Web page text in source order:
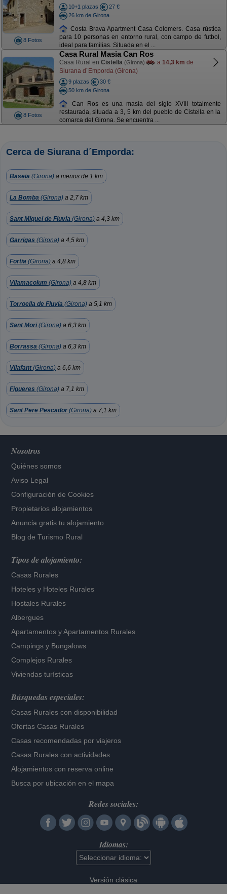
8 Fotos
10+1 plazas
27 €
26 km de Girona
Costa Brava Apartment Casa Colomers. Casa rústica
para 10 personas en entorno rural, con campo de futbol,
ideal para familias. Situada en el ...
8 Fotos
Casa Rural Masia Can Ros
Casa Rural en Cistella (Girona) a 14,3 km de
Siurana d´Emporda (Girona)
9 plazas
30 €
50 km de Girona
Can Ros es una masía del siglo XVIII totalmente
restaurada, situada a 3, 5 km del pueblo de Cistella en la
comarca del Girona. Se encuentra ...
Cerca de Siurana d´Emporda:
Baseia (Girona) a menos de 1 km
La Bomba (Girona) a 2,7 km
Sant Miquel de Fluvia (Girona) a 4,3 km
Garrigas (Girona) a 4,5 km
Fortia (Girona) a 4,8 km
Vilamacolum (Girona) a 4,8 km
Torroella de Fluvia (Girona) a 5,1 km
Sant Mori(Girona) a 6,3 km
Borrassa (Girona) a 6,3 km
Vilafant(Girona) a 6,6 km
Figueres (Girona) a 7,1 km
Sant Pere Pescador (Girona) a 7,1 km
Nosotros
Quiénes somos
Aviso Legal
Configuración de Cookies
Propietarios alojamientos
Anuncia gratis tu alojamiento
Blog de Turismo Rural
Tipos de alojamiento:
Casas Rurales
Hoteles y Hoteles Rurales
Hostales Rurales
Albergues
Apartamentos yApartamentos Rurales
Campings y Bungalows
Complejos Rurales
Viviendas turísticas
Búsquedas especiales:
Casas Rurales con disponibilidad
Ofertas Casas Rurales
Casas recomendadas por viajeros
Casas Rurales con actividades
Alojamientos con reserva online
Busca por ubicación en el mapa
Redes sociales:
Idiomas:
Versión clásica